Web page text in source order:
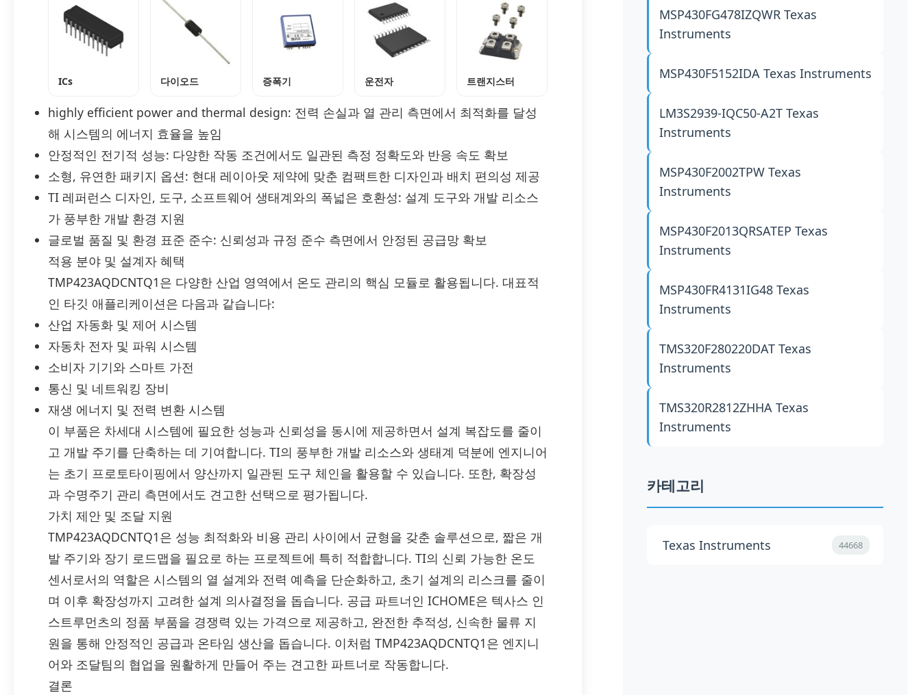
ICs 다이오드 증폭기 운전자 트랜지스터
highly efficient power and thermal design: 전력 손실과 열 관리 측면에서 최적화를 달성
해 시스템의 에너지 효율을 높임
안정적인 전기적 성능: 다양한 작동 조건에서도 일관된 측정 정확도와 반응 속도 확보
소형, 유연한 패키지 옵션: 현대 레이아웃 제약에 맞춘 컴팩트한 디자인과 배치 편의성 제공
TI 레퍼런스 디자인, 도구, 소프트웨어 생태계와의 폭넓은 호환성: 설계 도구와 개발 리소스
가 풍부한 개발 환경 지원
글로벌 품질 및 환경 표준 준수: 신뢰성과 규정 준수 측면에서 안정된 공급망 확보
적용 분야 및 설계자 혜택
TMP423AQDCNTQ1은 다양한 산업 영역에서 온도 관리의 핵심 모듈로 활용됩니다. 대표적
인 타깃 애플리케이션은 다음과 같습니다:
산업 자동화 및 제어 시스템
자동차 전자 및 파워 시스템
소비자 기기와 스마트 가전
통신 및 네트워킹 장비
재생 에너지 및 전력 변환 시스템
이 부품은 차세대 시스템에 필요한 성능과 신뢰성을 동시에 제공하면서 설계 복잡도를 줄이
고 개발 주기를 단축하는 데 기여합니다. TI의 풍부한 개발 리소스와 생태계 덕분에 엔지니어
는 초기 프로토타이핑에서 양산까지 일관된 도구 체인을 활용할 수 있습니다. 또한, 확장성
과 수명주기 관리 측면에서도 견고한 선택으로 평가됩니다.
가치 제안 및 조달 지원
TMP423AQDCNTQ1은 성능 최적화와 비용 관리 사이에서 균형을 갖춘 솔루션으로, 짧은 개
발 주기와 장기 로드맵을 필요로 하는 프로젝트에 특히 적합합니다. TI의 신뢰 가능한 온도
센서로서의 역할은 시스템의 열 설계와 전력 예측을 단순화하고, 초기 설계의 리스크를 줄이
며 이후 확장성까지 고려한 설계 의사결정을 돕습니다. 공급 파트너인 ICHOME은 텍사스 인
스트루먼츠의 정품 부품을 경쟁력 있는 가격으로 제공하고, 완전한 추적성, 신속한 물류 지
원을 통해 안정적인 공급과 온타임 생산을 돕습니다. 이처럼 TMP423AQDCNTQ1은 엔지니
어와 조달팀의 협업을 원활하게 만들어 주는 견고한 파트너로 작동합니다.
결론
MSP430FG478IZQWRTexas
Instruments
MSP430F5152IDATexas Instruments
LM3S2939-IQC50-A2TTexas
Instruments
MSP430F2002TPWTexas
Instruments
MSP430F2013QRSATEPTexas
Instruments
MSP430FR4131IG48Texas
Instruments
TMS320F280220DATTexas
Instruments
TMS320R2812ZHHATexas
Instruments
카테고리
Texas Instruments 44668